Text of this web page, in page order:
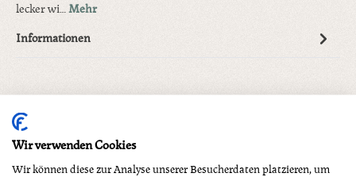
Wir verwenden Cookies
Wir können diese zur Analyse unserer Besucherdaten platzieren, um
lecker wi…Mehr
Informationen
Produktgalerie überspringen
Dazu empfehlen wir